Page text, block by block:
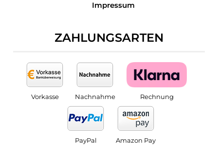
Impressum
ZAHLUNGSARTEN
Vorkasse Nachnahme Rechnung
PayPal Amazon Pay